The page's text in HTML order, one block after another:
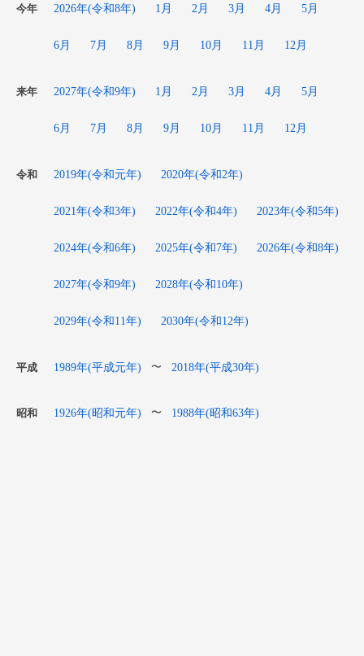
今年 2026年(令和8年) 1月 2月 3月 4月 5月
6月 7月 8月 9月 10月 11月 12月
来年 2027年(令和9年) 1月 2月 3月 4月 5月
6月 7月 8月 9月 10月 11月 12月
令和 2019年(令和元年) 2020年(令和2年)
2021年(令和3年) 2022年(令和4年) 2023年(令和5年)
2024年(令和6年) 2025年(令和7年) 2026年(令和8年)
2027年(令和9年) 2028年(令和10年)
2029年(令和11年) 2030年(令和12年)
平成 1989年(平成元年) 〜 2018年(平成30年)
昭和 1926年(昭和元年) 〜 1988年(昭和63年)